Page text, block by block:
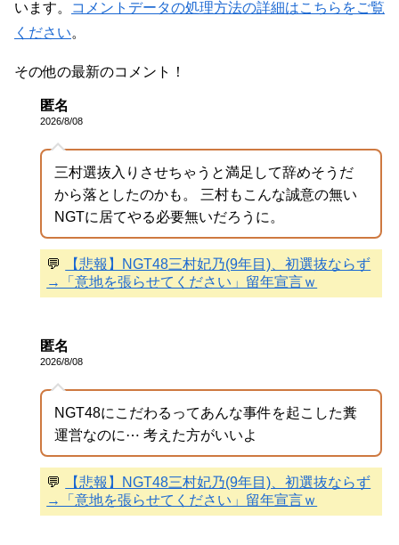
います。
コメントデータの処理方法の詳細はこちらをご覧
ください。
その他の最新のコメント！
匿名
2026/8/08
三村選抜入りさせちゃうと満足して辞めそうだ
から落としたのかも。 三村もこんな誠意の無い
NGTに居てやる必要無いだろうに。
💬
【悲報】NGT48三村妃乃(9年目)、初選抜ならず
→「意地を張らせてください」留年宣言ｗ
匿名
2026/8/08
NGT48にこだわるってあんな事件を起こした糞
運営なのに⋯ 考えた方がいいよ
💬
【悲報】NGT48三村妃乃(9年目)、初選抜ならず
→「意地を張らせてください」留年宣言ｗ